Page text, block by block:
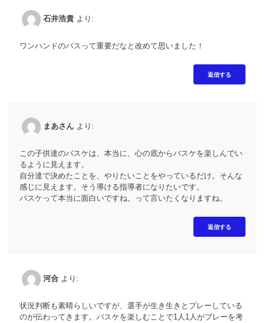
石井浩貴 より:
ワンハンドのパスって重要だなと改めて思いました！
返信する
まあさん より:
この子供達のバスケは、本当に、心の底からバスケを楽しんでい
るように見えます。
自分達で決めたことを、やりたいことをやっているだけ。そんな
感じに見えます。そう導ける指導者になりたいです。
バスケって本当に面白いですね。って言いたくなりますね。
返信する
河合 より:
状況判断も素晴らしいですが、選手が生き生きとプレーしている
のが伝わってきます。バスケを楽しむことで1人1人がプレーを考